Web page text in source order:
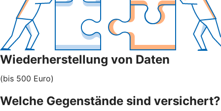
Wiederherstellung von Daten
(bis 500 Euro)
Welche Gegenstände sind versichert?